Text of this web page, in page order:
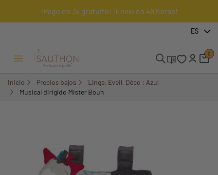
¡Pago en 3x gratuito! ¡Envío en 48 horas!
ES
Menú Abrir/Cerrar
0
Inicio Precios bajos
Linge, Eveil, Déco : Azul
Musical dirigido Mister Bouh